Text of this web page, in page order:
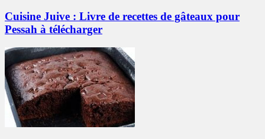
Cuisine Juive : Livre de recettes de gâteaux pour
Pessah à télécharger